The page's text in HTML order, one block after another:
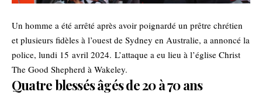
Un homme a été arrêté après avoir poignardé un prêtre chrétien
et plusieurs fidèles à l’ouest de Sydney en Australie, a annoncé la
police, lundi 15 avril 2024. L’attaque a eu lieu à l’église Christ
The Good Shepherd à Wakeley.
Quatre blessés âgés de 20 à 70 ans